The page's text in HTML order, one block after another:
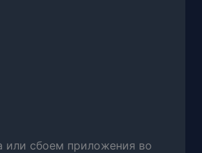
или сбоем приложения во